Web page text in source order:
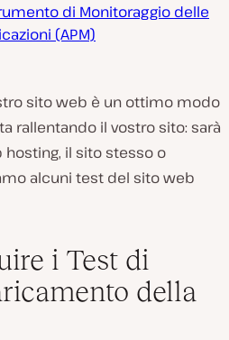
di Monitoraggio delle
(APM)
sito web è un ottimo modo
rallentando il vostro sito: sarà
il sito stesso o
alcuni test del sito web
i Test di
della